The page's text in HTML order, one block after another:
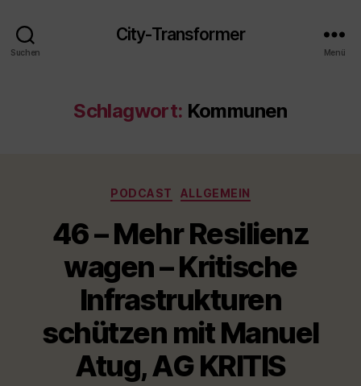
Suchen
City-Transformer
Menü
Schlagwort: Kommunen
Kategorien
PODCAST ALLGEMEIN
46 – Mehr Resilienz
wagen – Kritische
Infrastrukturen
schützen mit Manuel
Atug, AG KRITIS